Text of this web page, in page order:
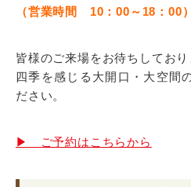
（営業時間 10：00～18：00）
皆様のご来場をお待ちしており
四季を感じる大開口・大空間
ださい。
▶ ご予約はこちらから